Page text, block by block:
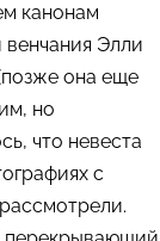
канонам
Элли
она еще
но
что невеста
с